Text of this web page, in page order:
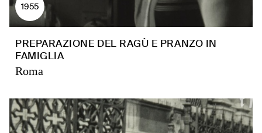
1955
PREPARAZIONE DEL RAGÙ E PRANZO IN
FAMIGLIA
Roma